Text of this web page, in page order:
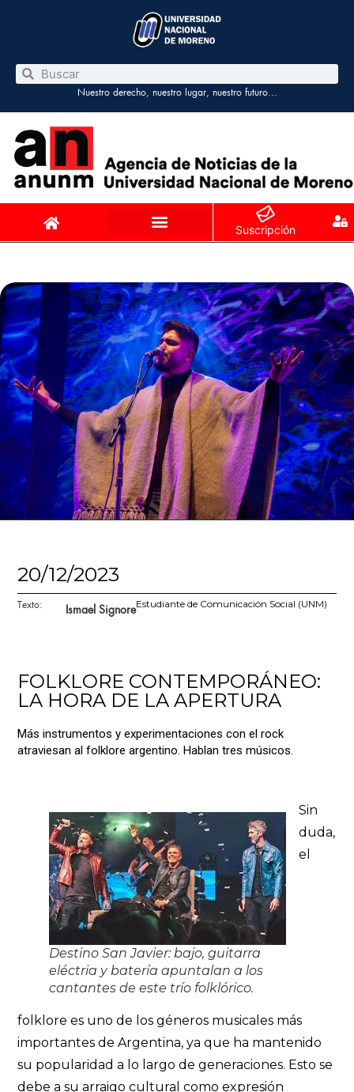
Nuestro derecho, nuestro lugar, nuestro futuro…
Suscripción
20/12/2023
Texto: Ismael SignoreEstudiante de Comunicación Social (UNM)
FOLKLORE CONTEMPORÁNEO:
LA HORA DE LA APERTURA
Más instrumentos y experimentaciones con el rock
atraviesan al folklore argentino. Hablan tres músicos.
Destino San Javier: bajo, guitarra
eléctria y batería apuntalan a los
cantantes de este trío folklórico.
Sin
duda,
el
folklore es uno de los géneros musicales más
importantes de Argentina, ya que ha mantenido
su popularidad a lo largo de generaciones. Esto se
debe a su arraigo cultural como expresión